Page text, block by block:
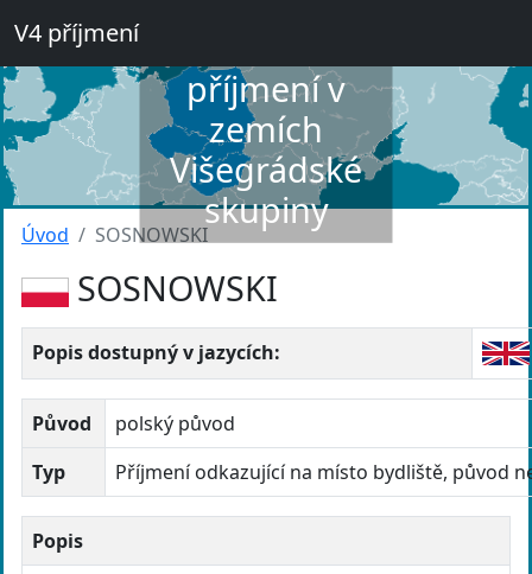
V4 příjmení
příjmení v
zemích
Višegrádské
skupiny
Úvod SOSNOWSKI
SOSNOWSKI
Popis dostupný v jazycích:
Původ
polský původ
Typ
Příjmení odkazující na místo bydliště, původ
Popis